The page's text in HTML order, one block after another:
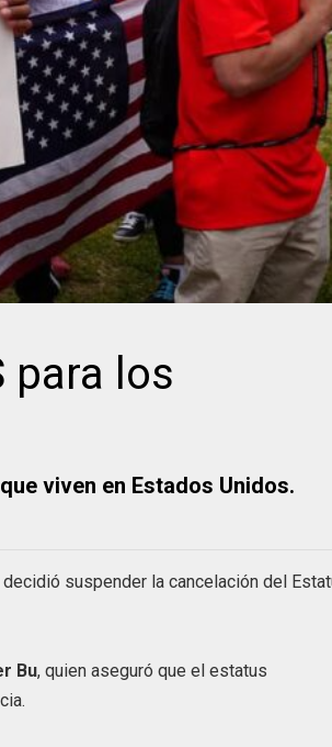
para los
viven en Estados Unidos.
suspender la cancelación del
Bu, quien aseguró que el estatus